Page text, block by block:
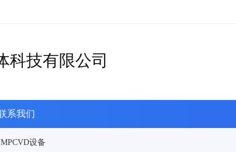
科技有限公司
系我们
设备